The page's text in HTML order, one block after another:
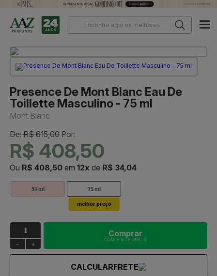
Presence De Mont Blanc Eau De
Toillette Masculino - 75 ml
Mont Blanc
De: R$ 615,00 Por:
R$ 408,50
Ou R$ 408,50 em 12x de R$ 34,04
50 ml 75 ml
- +
Comprar
COM FRETE GRÁTIS
CALCULARFRETE